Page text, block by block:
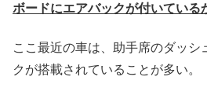
ボードにエアバックが付いている
ここ最近の車は、助手席のダッシ
クが搭載されていることが多い。